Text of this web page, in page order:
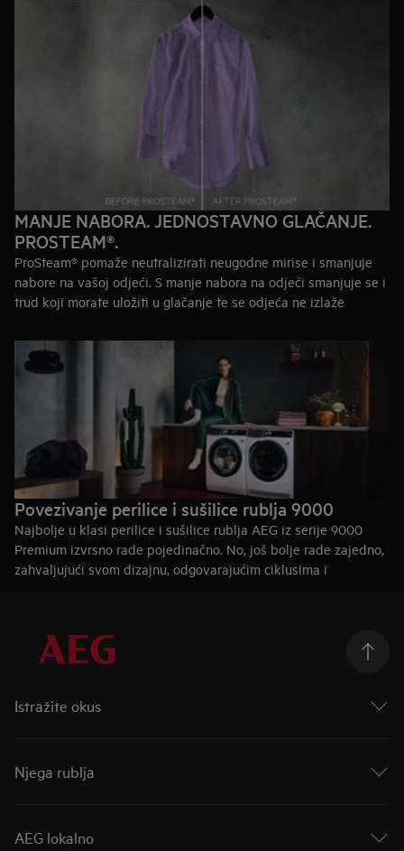
MANJE NABORA. JEDNOSTAVNO GLAČANJE.
PROSTEAM®.
ProSteam® pomaže neutralizirati neugodne mirise i smanjuje
nabore na vašoj odjeći. S manje nabora na odjeći smanjuje se i
trud koji morate uložiti u glačanje te se odjeća ne izlaže
Saznajte više
Povezivanje perilice i sušilice rublja 9000
Najbolje u klasi perilice i sušilice rublja AEG iz serije 9000
Premium izvrsno rade pojedinačno. No, još bolje rade zajedno,
zahvaljujući svom dizajnu, odgovarajućim ciklusima i
Kupite perilicu rublja iz serije 9000
Kupite sušilicu rublja iz serije 9000
Istražite okus
Taste of Tommorow
Mastery Range
Parne pećnice
Njega rublja
Bolja njega
AEG lokalno